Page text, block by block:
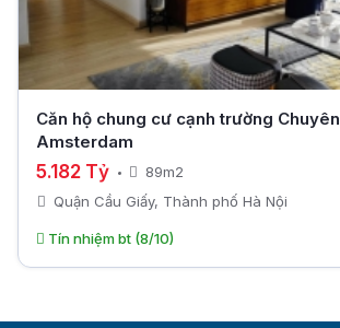
Căn hộ chung cư cạnh trường
Amsterdam
5.182 Tỷ
89m2
Quận Cầu Giấy, Thành phố Hà Nội
Tín nhiệm bt (8/10)